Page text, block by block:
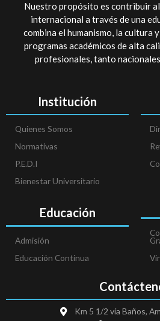
Nuestro propósito es contribuir
internacional a través de una
combina el humanismo, la cultura
programas académicos de alta
profesionales, tanto
Institución
Quienes Somos
Normativas
P.E.D.I
Bienestar Universitario
Educación
Admisión
Educación Continua
Km 5 1/2 vía Baños,